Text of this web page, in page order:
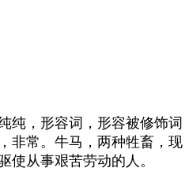
纯，形容词，形容被修饰词
非常。牛马，两种牲畜，现
使从事艰苦劳动的人。